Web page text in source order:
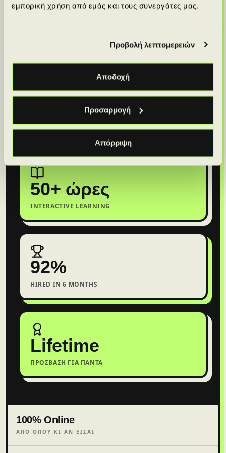
εμπορική χρήση από εμάς και τους συνεργάτες μας.
Προβολή λεπτομερειών
Αποδοχή
Προσαρμογή
Απόρριψη
Απόκτησε πρακτική εμπειρία μέσα από 1-
προετοιμάσουν για την αγορά εργασίας.
ΔΕΣ ΤΑ BOOTCAMPS
50+ ώρες
INTERACTIVE LEARNING
92%
HIRED IN 6 MONTHS
Lifetime
ΠΡΌΣΒΑΣΗ ΓΙΑ ΠΆΝΤΑ
100% Online
ΑΠΌ ΌΠΟΥ ΚΙ ΑΝ ΕΊΣΑΙ